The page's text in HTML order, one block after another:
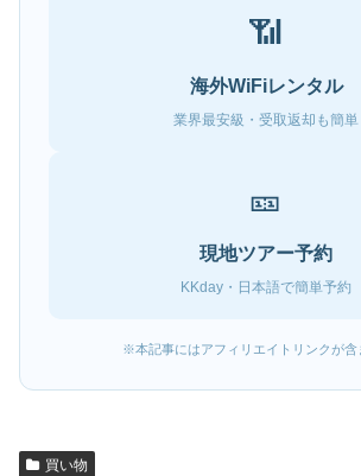
📶
海外WiFiレンタル
業界最安級・受取返却も簡単
🎫
現地ツアー予約
KKday・日本語で簡単予約
※本記事にはアフィリエイトリンクが含
買い物